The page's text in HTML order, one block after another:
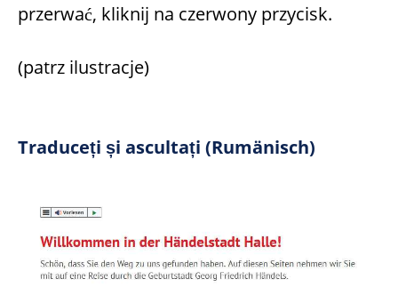
przerwać, kliknij na czerwony przycisk.
(patrz ilustracje)
Traduceți și ascultați (Rumänisch)